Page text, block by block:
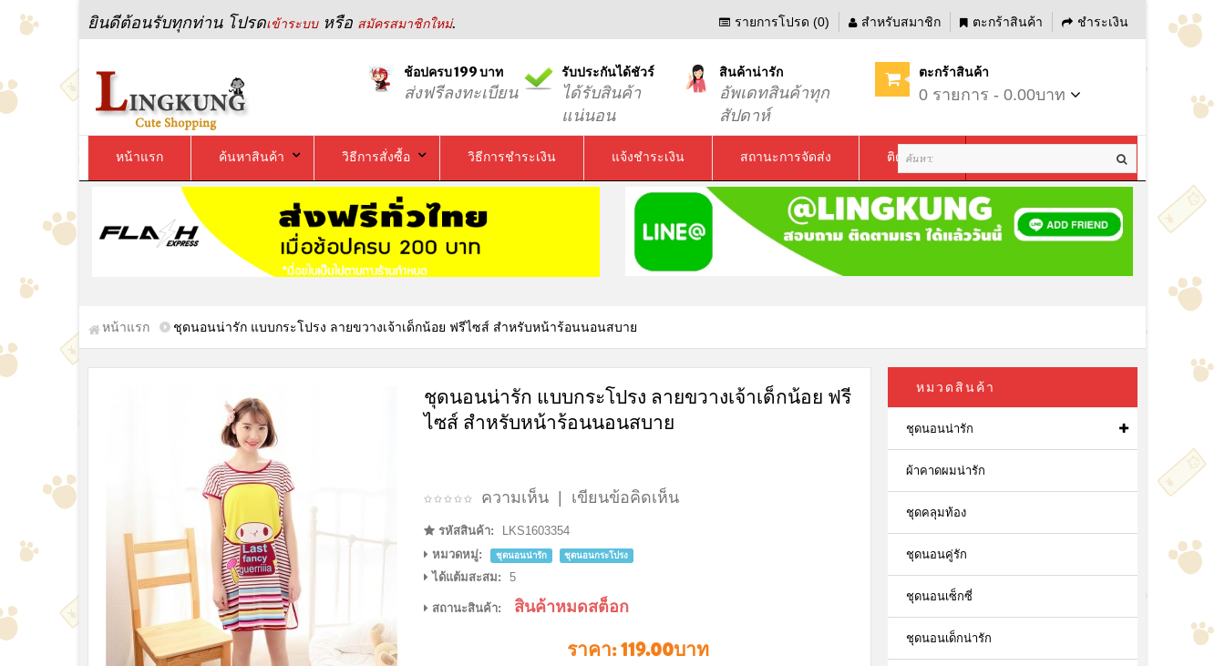
ยินดีต้อนรับทุกท่าน โปรดเข้าระบบหรือ สมัครสมาชิกใหม่. รายการโปรด (0) สำหรับสมาชิก ตะกร้าสินค้า ชำระเงิน
ช้อปครบ 199 บาท
ส่งฟรีลงทะเบียน
รับประกันได้ชัวร์
ได้รับสินค้า
แน่นอน
สินค้าน่ารัก
อัพเดทสินค้าทุก
สัปดาห์
ตะกร้าสินค้า
0 รายการ - 0.00บาท
หน้าแรก ค้นหาสินค้า วิธีการสั่งซื้อ วิธีการชำระเงิน แจ้งชำระเงิน สถานะการจัดส่ง ติดต่อเรา
หน้าแรก ชุดนอนน่ารัก แบบกระโปรง ลายขวางเจ้าเด็กน้อย ฟรีไซส์ สำหรับหน้าร้อนนอนสบาย
ชุดนอนน่ารัก แบบกระโปรง ลายขวางเจ้าเด็กน้อย ฟรี
ไซส์ สำหรับหน้าร้อนนอนสบาย
ความเห็น| เขียนข้อคิดเห็น
รหัสสินค้า:
LKS1603354
หมวดหมู่:
ชุดนอนน่ารัก ชุดนอนกระโปรง
ได้แต้มสะสม: 5
สถานะสินค้า: สินค้าหมดสต็อก
ราคา:119.00บาท
หมวดสินค้า
ชุดนอนน่ารัก
ผ้าคาดผมน่ารัก
ชุดคลุมท้อง
ชุดนอนคู่รัก
ชุดนอนเซ็กซี่
ชุดนอนเด็กน่ารัก